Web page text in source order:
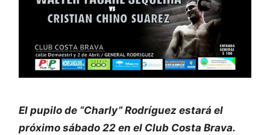
El pupilo de “Charly” Rodríguez estará el
próximo sábado 22 en el Club Costa Brava.